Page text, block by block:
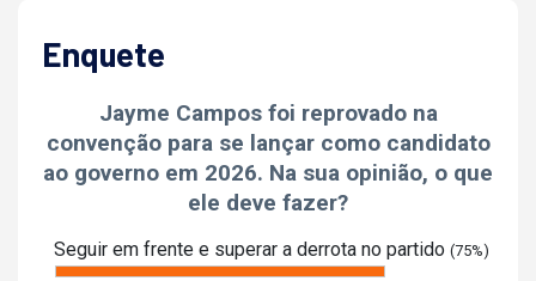
Enquete
Jayme Campos foi reprovado na
convenção para se lançar como candidato
ao governo em 2026. Na sua opinião, o que
ele deve fazer?
Seguir em frente e superar a derrota no partido (75%)